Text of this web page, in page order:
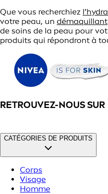
Que vous recherchiez
votre peau, un démaquillant
de soins de la peau pour
produits qui répondront à
RETROUVEZ-NOUS SUR
CATÉGORIES DE PRODUITS
Corps
Visage
Homme